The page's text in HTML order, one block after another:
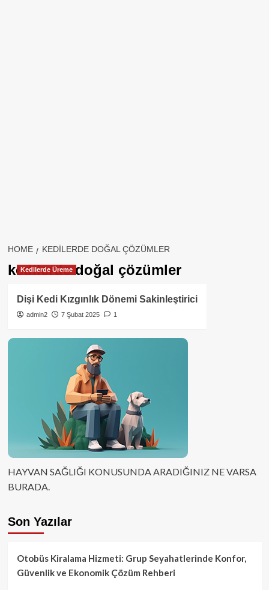
HOME KEDILERDE DOĞAL ÇÖZÜMLER
kedilerde doğal çözümler
Kedilerde Üreme
Dişi Kedi Kızgınlık Dönemi Sakinleştirici
admin2 7 Şubat 2025 1
HAYVAN SAĞLIĞI KONUSUNDA ARADIĞINIZ NE VARSA
BURADA.
Son Yazılar
Otobüs Kiralama Hizmeti: Grup Seyahatlerinde Konfor,
Güvenlik ve Ekonomik Çözüm Rehberi